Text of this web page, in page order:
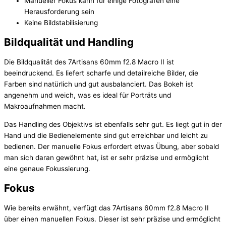
Herausforderung sein
Keine Bildstabilisierung
Bildqualität und Handling
Die Bildqualität des 7Artisans 60mm f2.8 Macro II ist
beeindruckend. Es liefert scharfe und detailreiche Bilder, die
Farben sind natürlich und gut ausbalanciert. Das Bokeh ist
angenehm und weich, was es ideal für Porträts und
Makroaufnahmen macht.
Das Handling des Objektivs ist ebenfalls sehr gut. Es liegt gut in der
Hand und die Bedienelemente sind gut erreichbar und leicht zu
bedienen. Der manuelle Fokus erfordert etwas Übung, aber sobald
man sich daran gewöhnt hat, ist er sehr präzise und ermöglicht
eine genaue Fokussierung.
Fokus
Wie bereits erwähnt, verfügt das 7Artisans 60mm f2.8 Macro II
über einen manuellen Fokus. Dieser ist sehr präzise und ermöglicht